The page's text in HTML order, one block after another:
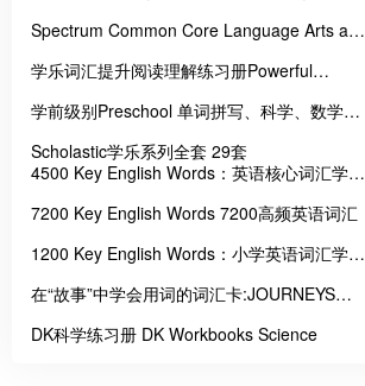
Spectrum Common Core Language Arts and
学乐词汇提升阅读理解练习册Powerful
学前级别Preschool 单词拼写、科学、数学趣
Scholastic学乐系列全套 29套
4500 Key English Words：英语核心词汇学习
7200 Key English Words 7200高频英语词汇
1200 Key English Words：小学英语词汇学习
在“故事”中学会用词的词汇卡:JOURNEYS
DK科学练习册 DK Workbooks Science